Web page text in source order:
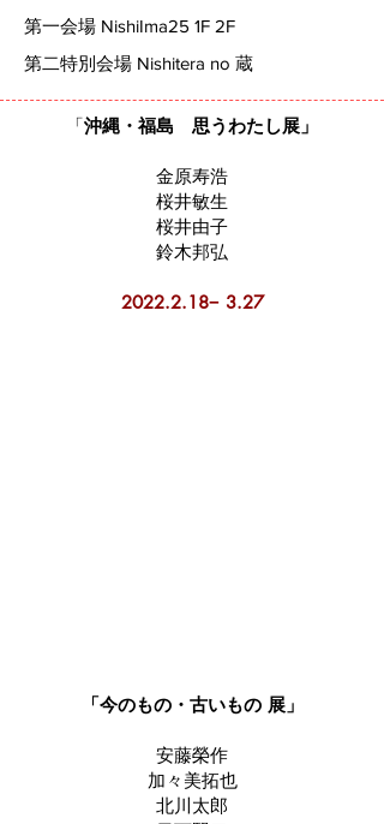
第一会場 NishiIma25 1F 2F
第二特別会場 Nishitera no 蔵
「沖縄・福島 思うわたし展」
金原寿浩
桜井敏生
桜井由子
鈴木邦弘
2022.2.18− 3.27
「今のもの・古いもの 展」
安藤榮作
加々美拓也
北川太郎